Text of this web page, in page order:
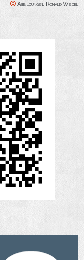
Abbildungen: Ronald Weidel